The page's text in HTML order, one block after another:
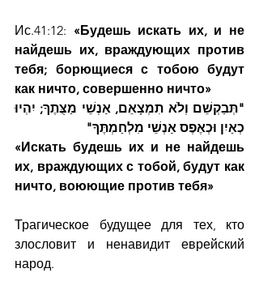
Ис.41:12: «Будешь искать их, и не
найдешь их, враждующих против
тебя; борющиеся с тобою будут
как ничто, совершенно ничто»
"תְּבַקְשֵׁם וְלֹא תִמְצָאֵם, אַנְשֵׁי מַצֻּתֶךָ; יִהְיוּ
כְאַיִן וּכְאֶפֶס אַנְשֵׁי מִלְחַמְתֶּךָ"
«Искать будешь их и не найдешь
их, враждующих с тобой, будут как
ничто, воюющие против тебя»
Трагическое будущее для тех, кто
злословит и ненавидит еврейский
народ.